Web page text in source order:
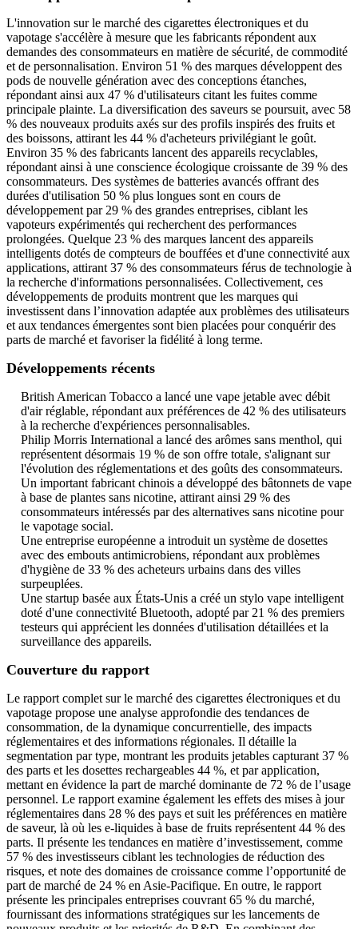
L'innovation sur le marché des cigarettes électroniques et du
vapotage s'accélère à mesure que les fabricants répondent aux
demandes des consommateurs en matière de sécurité, de commodité
et de personnalisation. Environ 51 % des marques développent des
pods de nouvelle génération avec des conceptions étanches,
répondant ainsi aux 47 % d'utilisateurs citant les fuites comme
principale plainte. La diversification des saveurs se poursuit, avec 58
% des nouveaux produits axés sur des profils inspirés des fruits et
des boissons, attirant les 44 % d'acheteurs privilégiant le goût.
Environ 35 % des fabricants lancent des appareils recyclables,
répondant ainsi à une conscience écologique croissante de 39 % des
consommateurs. Des systèmes de batteries avancés offrant des
durées d'utilisation 50 % plus longues sont en cours de
développement par 29 % des grandes entreprises, ciblant les
vapoteurs expérimentés qui recherchent des performances
prolongées. Quelque 23 % des marques lancent des appareils
intelligents dotés de compteurs de bouffées et d'une connectivité aux
applications, attirant 37 % des consommateurs férus de technologie à
la recherche d'informations personnalisées. Collectivement, ces
développements de produits montrent que les marques qui
investissent dans l’innovation adaptée aux problèmes des utilisateurs
et aux tendances émergentes sont bien placées pour conquérir des
parts de marché et favoriser la fidélité à long terme.
Développements récents
British American Tobacco a lancé une vape jetable avec débit
d'air réglable, répondant aux préférences de 42 % des utilisateurs
à la recherche d'expériences personnalisables.
Philip Morris International a lancé des arômes sans menthol, qui
représentent désormais 19 % de son offre totale, s'alignant sur
l'évolution des réglementations et des goûts des consommateurs.
Un important fabricant chinois a développé des bâtonnets de vape
à base de plantes sans nicotine, attirant ainsi 29 % des
consommateurs intéressés par des alternatives sans nicotine pour
le vapotage social.
Une entreprise européenne a introduit un système de dosettes
avec des embouts antimicrobiens, répondant aux problèmes
d'hygiène de 33 % des acheteurs urbains dans des villes
surpeuplées.
Une startup basée aux États-Unis a créé un stylo vape intelligent
doté d'une connectivité Bluetooth, adopté par 21 % des premiers
testeurs qui apprécient les données d'utilisation détaillées et la
surveillance des appareils.
Couverture du rapport
Le rapport complet sur le marché des cigarettes électroniques et du
vapotage propose une analyse approfondie des tendances de
consommation, de la dynamique concurrentielle, des impacts
réglementaires et des informations régionales. Il détaille la
segmentation par type, montrant les produits jetables capturant 37 %
des parts et les dosettes rechargeables 44 %, et par application,
mettant en évidence la part de marché dominante de 72 % de l’usage
personnel. Le rapport examine également les effets des mises à jour
réglementaires dans 28 % des pays et suit les préférences en matière
de saveur, là où les e-liquides à base de fruits représentent 44 % des
parts. Il présente les tendances en matière d’investissement, comme
57 % des investisseurs ciblant les technologies de réduction des
risques, et note des domaines de croissance comme l’opportunité de
part de marché de 24 % en Asie-Pacifique. En outre, le rapport
présente les principales entreprises couvrant 65 % du marché,
fournissant des informations stratégiques sur les lancements de